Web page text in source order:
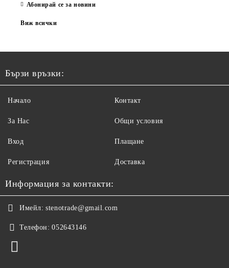
Абонирай се за новини
Виж всички
Бързи връзки:
Начало
За Нас
Вход
Регистрация
Контакт
Общи условия
Плащане
Доставка
Информация за контакти:
Имейл: stenotrade@gmail.com
Телефон: 052643146